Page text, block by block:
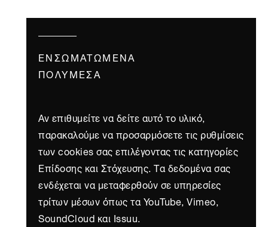
ΕΝΣΩΜΑΤΩΜΈΝΑ
ΠΟΛΥΜΈΣΑ
Αν επιθυμείτε να δείτε αυτό το υλικό,
παρακαλούμε να προσαρμόσετε τις ρυθμίσεις
των cookies σας επιλέγοντας τις κατηγορίες
Επίδοσης και Στόχευσης. Τα δεδομένα σας
ενδέχεται να μεταφερθούν σε υπηρεσίες
τρίτων μέσων όπως τα YouTube, Vimeo,
SoundCloud και Issuu.